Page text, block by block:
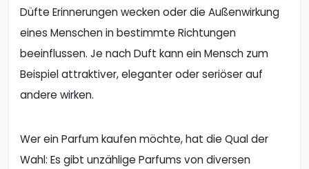
Düfte Erinnerungen wecken oder die Außenwirkung
eines Menschen in bestimmte Richtungen
beeinflussen. Je nach Duft kann ein Mensch zum
Beispiel attraktiver, eleganter oder seriöser auf
andere wirken.
Wer ein Parfum kaufen möchte, hat die Qual der
Wahl: Es gibt unzählige Parfums von diversen